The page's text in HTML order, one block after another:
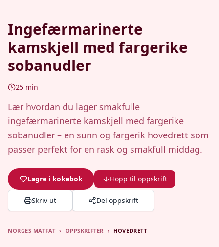
Ingefærmarinerte
kamskjell med fargerike
sobanudler
25 min
Lær hvordan du lager smakfulle
ingefærmarinerte kamskjell med fargerike
sobanudler – en sunn og fargerik hovedrett som
passer perfekt for en rask og smakfull middag.
Lagre i kokebok Hopp til oppskrift
Skriv ut Del oppskrift
NORGES MATFAT › OPPSKRIFTER › HOVEDRETT